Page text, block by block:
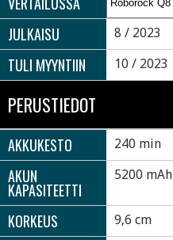
JULKAISU
8 / 2023
TULI MYYNTIIN 10 / 2023
PERUSTIEDOT
AKKUKESTO 240 min
AKUN
KAPASITEETTI
5200 mAh
KORKEUS 9,6 cm